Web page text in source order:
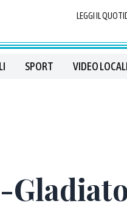
LEGGI IL
SPORT VIDEO LOCALI